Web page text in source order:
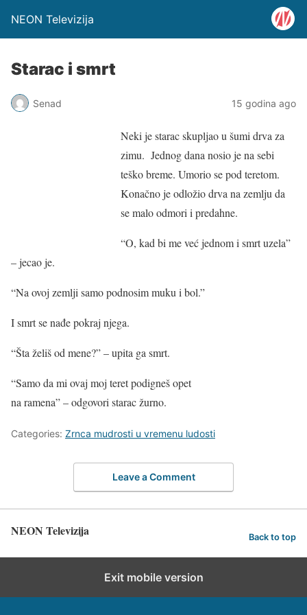
NEON Televizija
Starac i smrt
Senad 15 godina ago
Neki je starac skupljao u šumi drva za
zimu. Jednog dana nosio je na sebi
teško breme. Umorio se pod teretom.
Konačno je odložio drva na zemlju da
se malo odmori i predahne.
“O, kad bi me već jednom i smrt uzela”
– jecao je.
“Na ovoj zemlji samo podnosim muku i bol.”
I smrt se nađe pokraj njega.
“Šta želiš od mene?” – upita ga smrt.
“Samo da mi ovaj moj teret podigneš opet
na ramena” – odgovori starac žurno.
Categories: Zrnca mudrosti u vremenu ludosti
Leave a Comment
NEON Televizija Back to top
Exit mobile version